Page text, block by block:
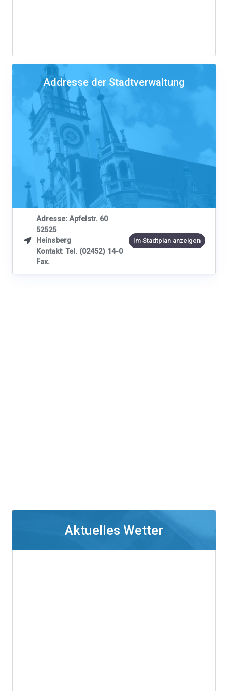
Addresse der Stadtverwaltung

Adresse: Apfelstr. 60
52525
Heinsberg
Kontakt: Tel. (02452) 14-0
Fax.
Im Stadtplan anzeigen
Aktuelles Wetter